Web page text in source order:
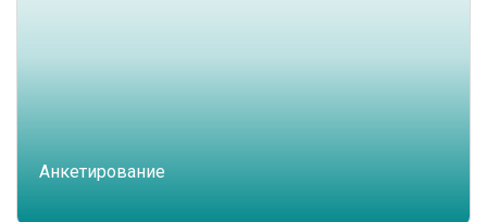
Анкетирование